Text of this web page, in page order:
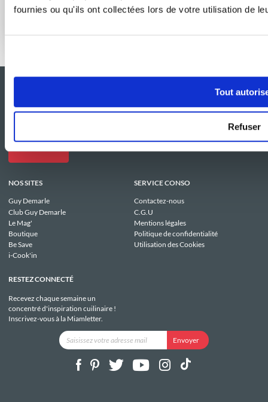
fournies ou qu'ils ont collectées lors de votre utilisation de
Tout
Refuser
NOS SITES
Guy Demarle
Club Guy Demarle
Le Mag'
Boutique
Be Save
i-Cook'in
SERVICE CONSO
Contactez-nous
C.G.U
Mentions légales
Politique de confidentialité
Utilisation des Cookies
RESTEZ CONNECTÉ
Recevez chaque semaine un
concentré d'inspiration cuilinaire !
Inscrivez-vous à la Miamletter.